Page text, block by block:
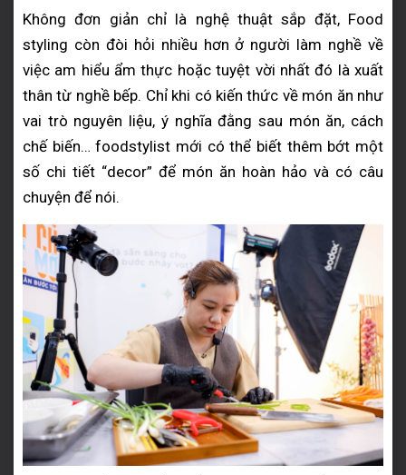
Không đơn giản chỉ là nghệ thuật sắp đặt, Food
styling còn đòi hỏi nhiều hơn ở người làm nghề về
việc am hiểu ẩm thực hoặc tuyệt vời nhất đó là xuất
thân từ nghề bếp. Chỉ khi có kiến thức về món ăn như
vai trò nguyên liệu, ý nghĩa đằng sau món ăn, cách
chế biến… foodstylist mới có thể biết thêm bớt một
số chi tiết “decor” để món ăn hoàn hảo và có câu
chuyện để nói.